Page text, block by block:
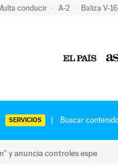
conducir A-2 Baliza V-16
SERVICIOS
y anuncia controles espe